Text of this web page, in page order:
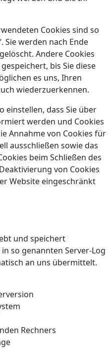
Cookies sind so
Sie werden nach Ende
Andere Cookies
bis Sie diese
es uns, Ihren
wiederzuerkennen.
einstellen, dass Sie über
werden und Cookies
Annahme von Cookies für
ausschließen sowie das
beim Schließen des
von Cookies
Website eingeschränkt
und speichert
so genannten Server-Log
an uns übermittelt.
Rechners